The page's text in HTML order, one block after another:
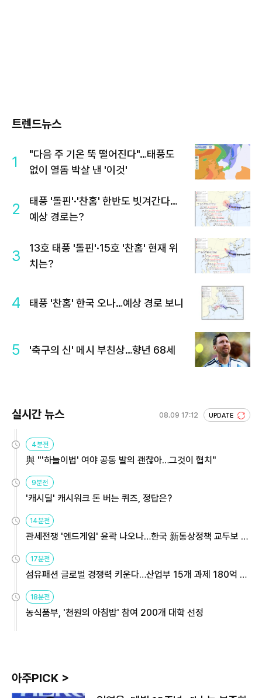
트렌드뉴스
1
"다음 주 기온 뚝 떨어진다"…태풍도
없이 열돔 박살 낸 '이것'
2
태풍 '돌핀'·'찬홈' 한반도 빗겨간다…
예상 경로는?
3
13호 태풍 '돌핀'·15호 '찬홈' 현재 위
치는?
4 태풍 '찬홈' 한국 오나…예상 경로 보니
5 '축구의 신' 메시 부친상…향년 68세
실시간 뉴스 08.09 17:12 UPDATE
4분전
與 "'하늘이법' 여야 공동 발의 괜찮아…그것이 협치"
9분전
'캐시딜' 캐시워크 돈 버는 퀴즈, 정답은?
14분전
관세전쟁 '엔드게임' 윤곽 나오나…한국 新통상정책 교두보 활
용해야
17분전
섬유패션 글로벌 경쟁력 키운다…산업부 15개 과제 180억 지
원
18분전
농식품부, '천원의 아침밥' 참여 200개 대학 선정
아주PICK >